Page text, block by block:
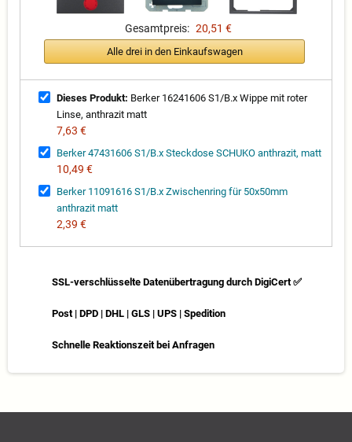
Gesamtpreis: 20,51 €
Alle drei in den Einkaufswagen
Dieses Produkt: Berker 16241606 S1/B.x Wippe mit roter
Linse, anthrazit matt
7,63 €
Berker 47431606 S1/B.x Steckdose SCHUKO anthrazit, matt
10,49 €
Berker 11091616 S1/B.x Zwischenring für 50x50mm
anthrazit matt
2,39 €
SSL-verschlüsselte Datenübertragung durch DigiCert ✅
Post | DPD | DHL | GLS | UPS | Spedition
Schnelle Reaktionszeit bei Anfragen